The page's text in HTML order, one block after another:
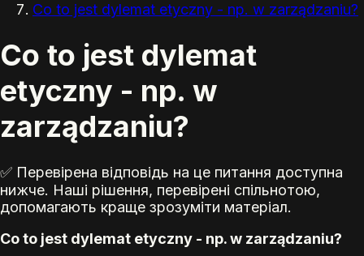
Co to jest dylemat etyczny - np. w zarządzaniu?
Co to jest dylemat
etyczny - np. w
zarządzaniu?
✅ Перевірена відповідь на це питання доступна
нижче. Наші рішення, перевірені спільнотою,
допомагають краще зрозуміти матеріал.
Co to jest dylemat etyczny - np. w zarządzaniu?